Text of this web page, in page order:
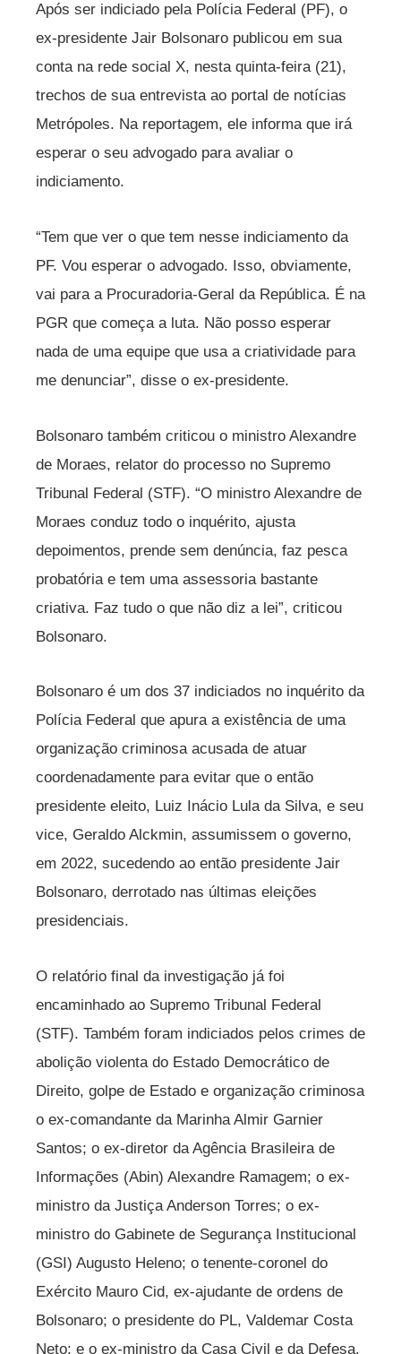
Após ser indiciado pela Polícia Federal (PF), o
ex-presidente Jair Bolsonaro publicou em sua
conta na rede social X, nesta quinta-feira (21),
trechos de sua entrevista ao portal de notícias
Metrópoles. Na reportagem, ele informa que irá
esperar o seu advogado para avaliar o
indiciamento.
“Tem que ver o que tem nesse indiciamento da
PF. Vou esperar o advogado. Isso, obviamente,
vai para a Procuradoria-Geral da República. É na
PGR que começa a luta. Não posso esperar
nada de uma equipe que usa a criatividade para
me denunciar”, disse o ex-presidente.
Bolsonaro também criticou o ministro Alexandre
de Moraes, relator do processo no Supremo
Tribunal Federal (STF). “O ministro Alexandre de
Moraes conduz todo o inquérito, ajusta
depoimentos, prende sem denúncia, faz pesca
probatória e tem uma assessoria bastante
criativa. Faz tudo o que não diz a lei”, criticou
Bolsonaro.
Bolsonaro é um dos 37 indiciados no inquérito da
Polícia Federal que apura a existência de uma
organização criminosa acusada de atuar
coordenadamente para evitar que o então
presidente eleito, Luiz Inácio Lula da Silva, e seu
vice, Geraldo Alckmin, assumissem o governo,
em 2022, sucedendo ao então presidente Jair
Bolsonaro, derrotado nas últimas eleições
presidenciais.
O relatório final da investigação já foi
encaminhado ao Supremo Tribunal Federal
(STF). Também foram indiciados pelos crimes de
abolição violenta do Estado Democrático de
Direito, golpe de Estado e organização criminosa
o ex-comandante da Marinha Almir Garnier
Santos; o ex-diretor da Agência Brasileira de
Informações (Abin) Alexandre Ramagem; o ex-
ministro da Justiça Anderson Torres; o ex-
ministro do Gabinete de Segurança Institucional
(GSI) Augusto Heleno; o tenente-coronel do
Exército Mauro Cid, ex-ajudante de ordens de
Bolsonaro; o presidente do PL, Valdemar Costa
Neto; e o ex-ministro da Casa Civil e da Defesa,